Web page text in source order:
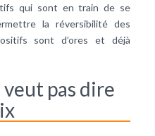
qui sont en train de se
la réversibilité des
sont d’ores et déjà
pas dire